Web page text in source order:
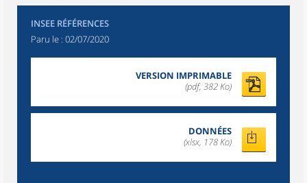
INSEE RÉFÉRENCES
Paru le : 02/07/2020
VERSION IMPRIMABLE
(pdf, 382 Ko)
DONNÉES
(xlsx, 178 Ko)